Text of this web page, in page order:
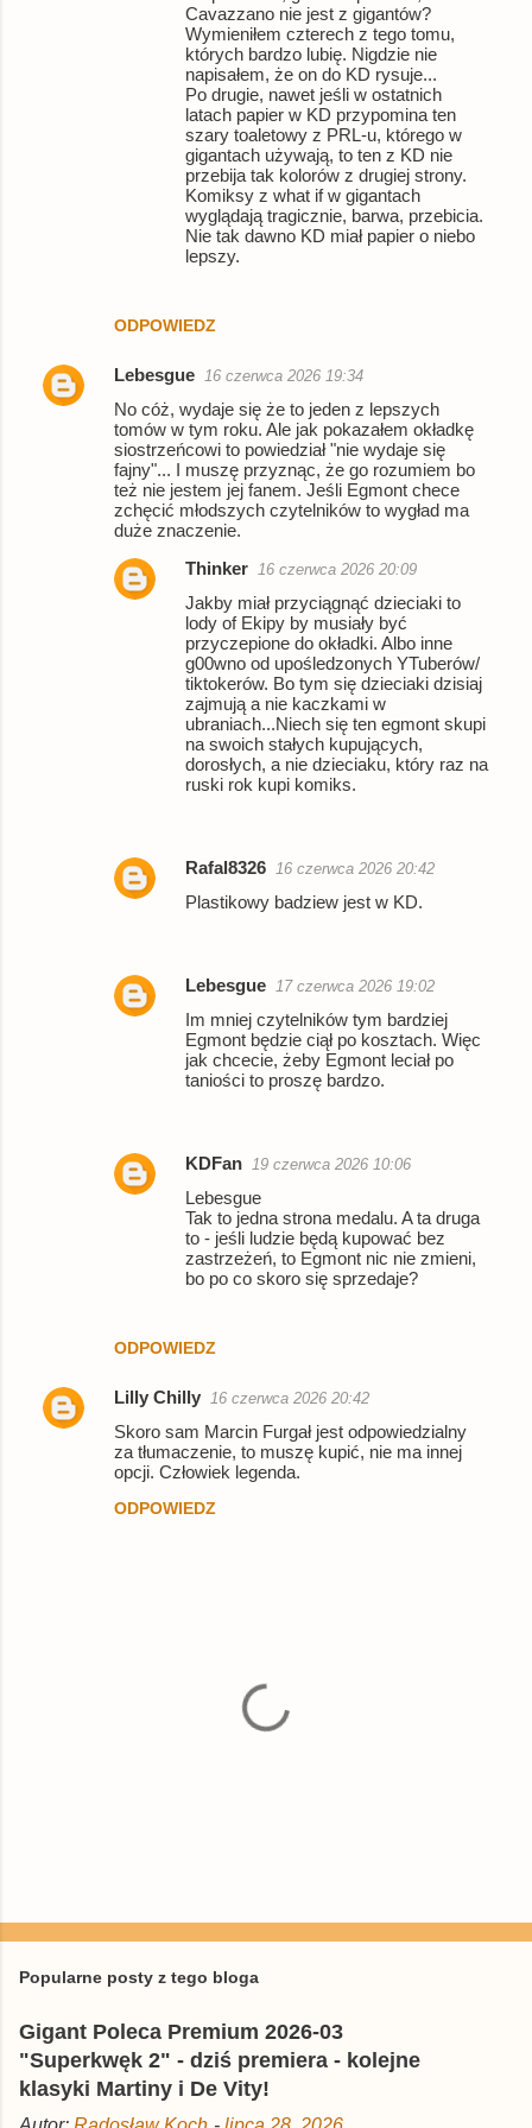
ODPOWIEDZ
Cavazzano nie jest z gigantów?
Wymieniłem czterech z tego tomu,
których bardzo lubię. Nigdzie nie
napisałem, że on do KD rysuje...
Po drugie, nawet jeśli w ostatnich
latach papier w KD przypomina ten
szary toaletowy z PRL-u, którego w
gigantach używają, to ten z KD nie
przebija tak kolorów z drugiej strony.
Komiksy z what if w gigantach
wyglądają tragicznie, barwa, przebicia.
Nie tak dawno KD miał papier o niebo
lepszy.
Lebesgue 16 czerwca 2026 19:34
No cóż, wydaje się że to jeden z lepszych
tomów w tym roku. Ale jak pokazałem okładkę
siostrzeńcowi to powiedział "nie wydaje się
fajny"... I muszę przyznąc, że go rozumiem bo
też nie jestem jej fanem. Jeśli Egmont chece
zchęcić młodszych czytelników to wygład ma
duże znaczenie.
ODPOWIEDZ
Thinker 16 czerwca 2026 20:09
Jakby miał przyciągnąć dzieciaki to
lody of Ekipy by musiały być
przyczepione do okładki. Albo inne
g00wno od upośledzonych YTuberów/
tiktokerów. Bo tym się dzieciaki dzisiaj
zajmują a nie kaczkami w
ubraniach...Niech się ten egmont skupi
na swoich stałych kupujących,
dorosłych, a nie dzieciaku, który raz na
ruski rok kupi komiks.
Rafal8326 16 czerwca 2026 20:42
Plastikowy badziew jest w KD.
Lebesgue 17 czerwca 2026 19:02
Im mniej czytelników tym bardziej
Egmont będzie ciął po kosztach. Więc
jak chcecie, żeby Egmont leciał po
taniości to proszę bardzo.
KDFan 19 czerwca 2026 10:06
Lebesgue
Tak to jedna strona medalu. A ta druga
to - jeśli ludzie będą kupować bez
zastrzeżeń, to Egmont nic nie zmieni,
bo po co skoro się sprzedaje?
Lilly Chilly 16 czerwca 2026 20:42
Skoro sam Marcin Furgał jest odpowiedzialny
za tłumaczenie, to muszę kupić, nie ma innej
opcji. Człowiek legenda.
ODPOWIEDZ
e
i
j
o
m
Popularne posty z tego bloga
Gigant Poleca Premium 2026-03
"Superkwęk 2" - dziś premiera - kolejne
klasyki Martiny i De Vity!